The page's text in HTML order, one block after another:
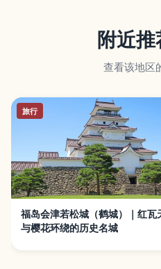
附近
查看该地区
旅行
福岛会津若松城（鹤城）｜红瓦
与樱花环绕的历史名城